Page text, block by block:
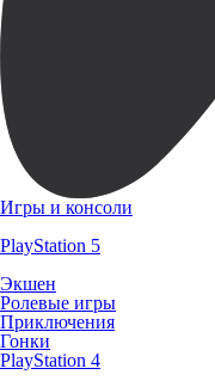
Игры и консоли
PlayStation 5
Экшен
Ролевые игры
Приключения
Гонки
PlayStation 4